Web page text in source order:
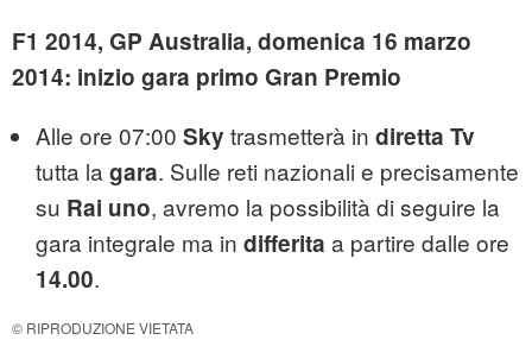
F1 2014, GP Australia, domenica 16 marzo
2014: inizio gara primo Gran Premio
Alle ore 07:00 Sky trasmetterà in diretta Tv
tutta la gara. Sulle reti nazionali e precisamente
su Rai uno, avremo la possibilità di seguire la
gara integrale ma in differita a partire dalle ore
14.00.
© RIPRODUZIONE VIETATA